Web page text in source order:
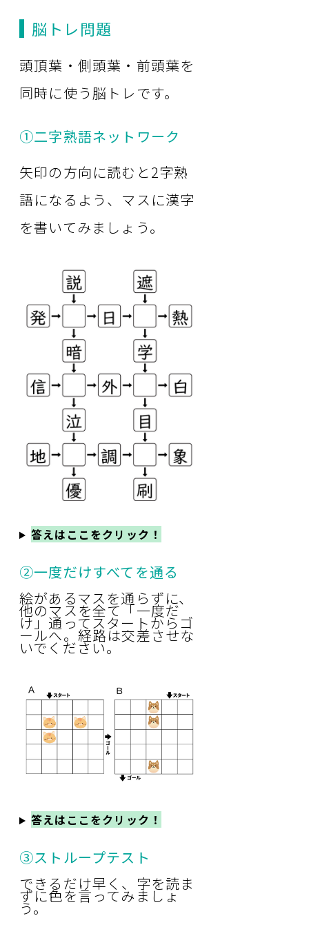
脳トレ問題
頭頂葉・側頭葉・前頭葉を
同時に使う脳トレです。
➀二字熟語ネットワーク
矢印の方向に読むと2字熟
語になるよう、マスに漢字
を書いてみましょう。
答えはここをクリック！
②一度だけすべてを通る
絵があるマスを通らずに、
他のマスを全て「一度だ
け」通ってスタートからゴ
ールへ。経路は交差させな
いでください。
答えはここをクリック！
③ストループテスト
できるだけ早く、字を読ま
ずに色を言ってみましょ
う。